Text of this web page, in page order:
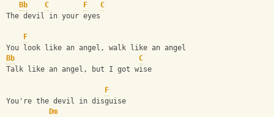
Bb
C F
C
The devil in your eyes
F
You look like an angel, walk like an angel
Bb
C
Talk like an angel, but I got wise
F
You're the devil in disguise
Dm